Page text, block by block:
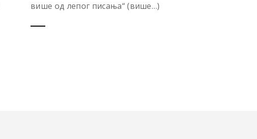
више од лепог писања“ (више…)